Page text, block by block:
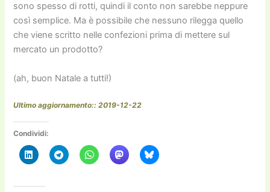
sono spesso di rotti, quindi il conto non sarebbe neppure
così semplice. Ma è possibile che nessuno rilegga quello
che viene scritto nelle confezioni prima di mettere sul
mercato un prodotto?
(ah, buon Natale a tutti!)
Ultimo aggiornamento:: 2019-12-22
Condividi: